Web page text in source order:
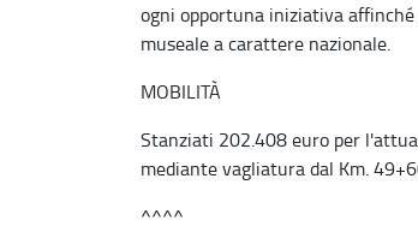
ogni opportuna iniziativa
museale a carattere nazionale.
MOBILITÀ
Stanziati 202.408 euro per
mediante vagliatura dal Km.
^^^^